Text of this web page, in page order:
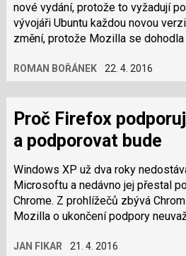
nové vydání, protože to vyžadují
vývojáři Ubuntu každou novou
změní, protože Mozilla se dohodla
ROMAN BOŘÁNEK 22. 4. 2016
Proč Firefox podporuje Windows XP
a podporovat bude
Windows XP už dva roky
Microsoftu a nedávno jej přestal
Chrome. Z prohlížečů zbývá
Mozilla o ukončení podpory neuvažuje. Mozilla
JAN FIKAR 21. 4. 2016